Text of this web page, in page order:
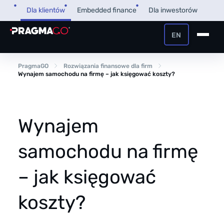
Przejdź
treści
Dla klientów Embedded finance Dla inwestorów
Pożyczka dla firm
PragmaPay
Wiedza
Poradnik
FAQ
O nas
O firmie
EN
+48 32 450 02 22
PragmaGO
Rozwiązania finansowe dla firm
Wynajem samochodu na firmę – jak księgować koszty?
Wynajem
samochodu na firmę
– jak księgować
koszty?